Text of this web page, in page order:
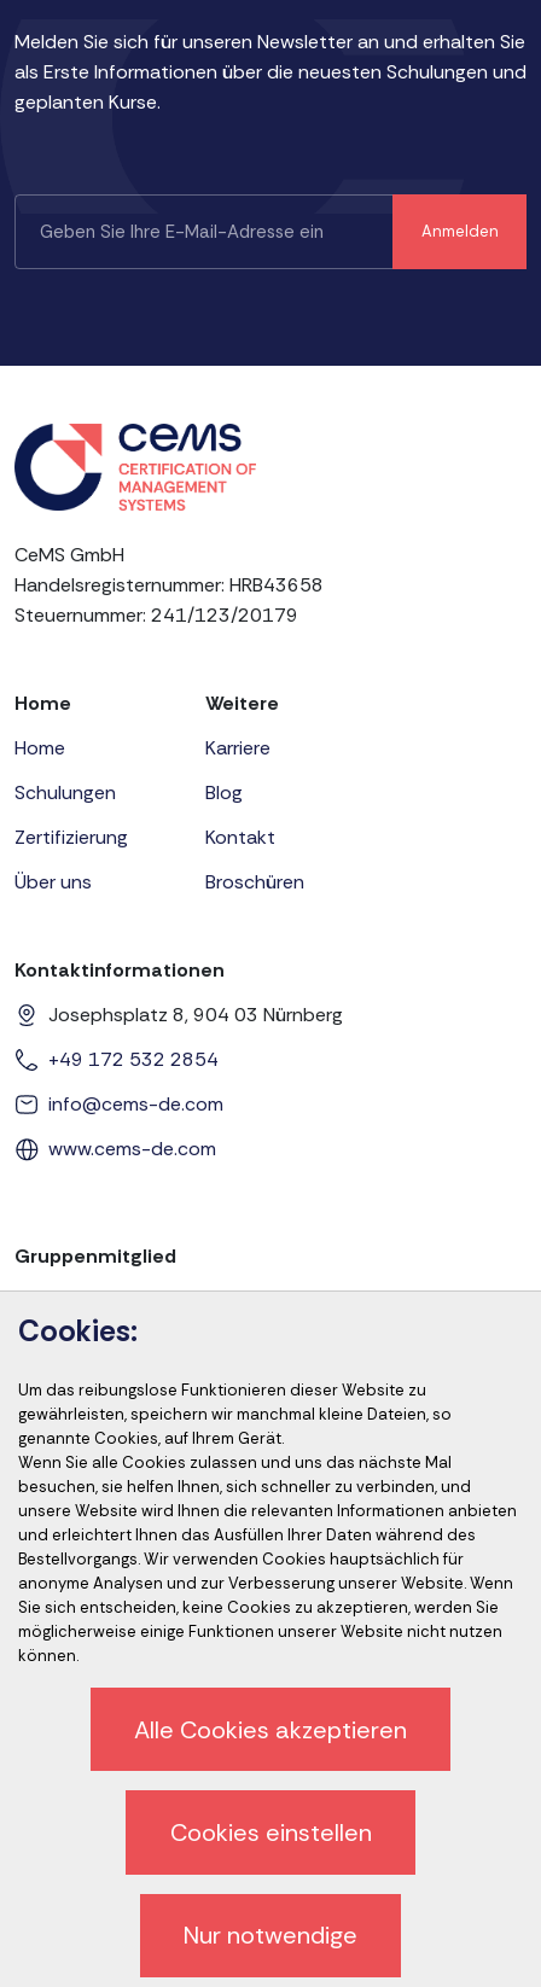
Melden Sie sich für unseren Newsletter an und erhalten Sie
als Erste Informationen über die neuesten Schulungen und
geplanten Kurse.
CeMS GmbH
Handelsregisternummer: HRB43658
Steuernummer: 241/123/20179
Home
Home
Schulungen
Zertifizierung
Über uns
Weitere
Karriere
Blog
Kontakt
Broschüren
Kontaktinformationen
Josephsplatz 8, 904 03 Nürnberg
+49 172 532 2854
info@cems-de.com
www.cems-de.com
Gruppenmitglied
Akkreditierung der Kurse
Akkreditierte Prüfer
Datenschutz
Abmeldung vom Newsletter
Cookies Einstellung zurücksetzen
Cookies:
Um das reibungslose Funktionieren dieser Website zu
gewährleisten, speichern wir manchmal kleine Dateien, so
genannte Cookies, auf Ihrem Gerät.
Wenn Sie alle Cookies zulassen und uns das nächste Mal
besuchen, sie helfen Ihnen, sich schneller zu verbinden, und
unsere Website wird Ihnen die relevanten Informationen anbieten
und erleichtert Ihnen das Ausfüllen Ihrer Daten während des
Bestellvorgangs. Wir verwenden Cookies hauptsächlich für
anonyme Analysen und zur Verbesserung unserer Website. Wenn
Sie sich entscheiden, keine Cookies zu akzeptieren, werden Sie
möglicherweise einige Funktionen unserer Website nicht nutzen
können.
Alle Cookies akzeptieren
Cookies einstellen
Nur notwendige